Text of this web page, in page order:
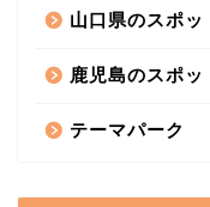
山口県のスポッ
鹿児島のスポッ
テーマパーク